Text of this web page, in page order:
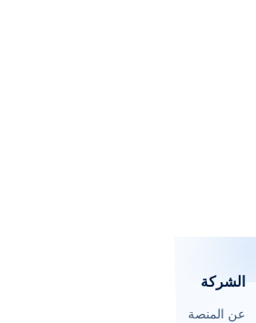
الشركة
عن المنصة